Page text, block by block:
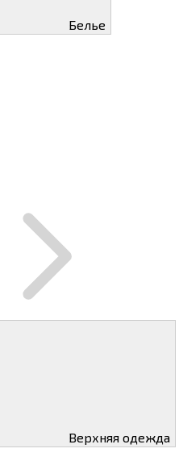
Белье
Верхняя одежда